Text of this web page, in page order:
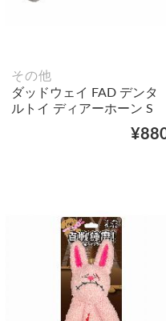
その他
ダッドウェイ FAD デンタ
ルトイ ディアーホーン S